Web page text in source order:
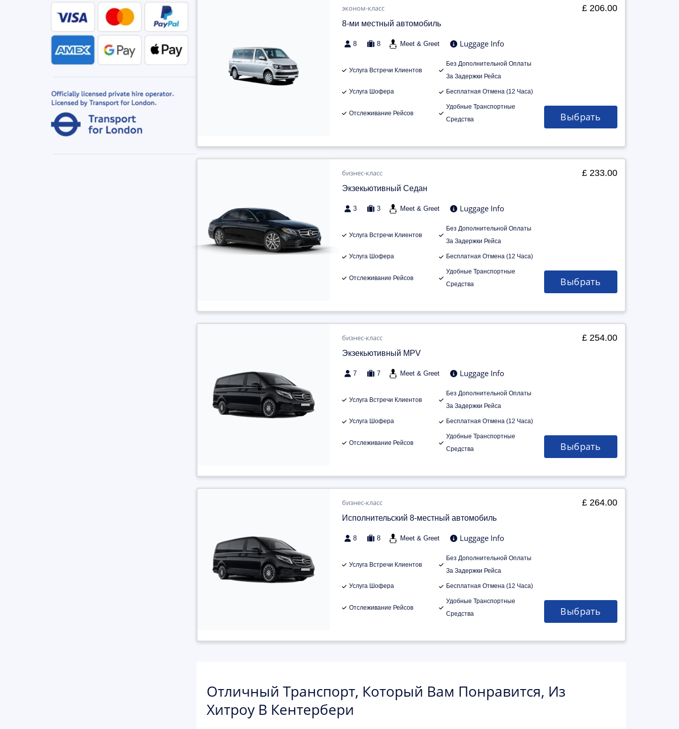
эконом-класс
8-ми местный автомобиль
8 8 Meet & Greet Luggage Info
Услуга Встречи Клиентов
Без Дополнительной Оплаты
За Задержки Рейса
Услуга Шофера Бесплатная Отмена (12 Часа)
Отслеживание Рейсов
Удобные Транспортные
Средства
£ 206.00
Выбрать
бизнес-класс
Экзекьютивный Седан
3 3 Meet & Greet Luggage Info
Услуга Встречи Клиентов
Без Дополнительной Оплаты
За Задержки Рейса
Услуга Шофера Бесплатная Отмена (12 Часа)
Отслеживание Рейсов
Удобные Транспортные
Средства
£ 233.00
Выбрать
бизнес-класс
Экзекьютивный MPV
7 7 Meet & Greet Luggage Info
Услуга Встречи Клиентов
Без Дополнительной Оплаты
За Задержки Рейса
Услуга Шофера Бесплатная Отмена (12 Часа)
Отслеживание Рейсов
Удобные Транспортные
Средства
£ 254.00
Выбрать
бизнес-класс
Исполнительский 8-местный автомобиль
8 8 Meet & Greet Luggage Info
Услуга Встречи Клиентов
Без Дополнительной Оплаты
За Задержки Рейса
Услуга Шофера Бесплатная Отмена (12 Часа)
Отслеживание Рейсов
Удобные Транспортные
Средства
£ 264.00
Выбрать
Отличный Транспорт, Который Вам Понравится, Из
Хитроу В Кентербери